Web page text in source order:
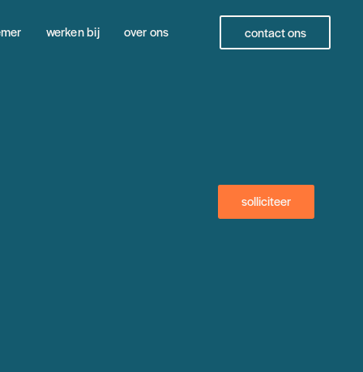
werken bij over ons contact ons
solliciteer